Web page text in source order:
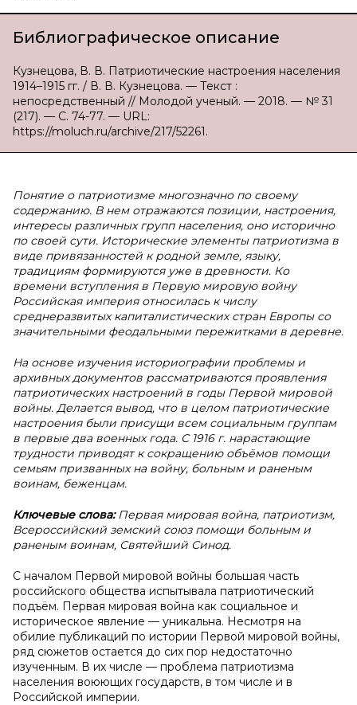
Библиографическое описание
Кузнецова, В. В. Патриотические настроения населения
1914–1915 гг. / В. В. Кузнецова. — Текст :
непосредственный // Молодой ученый. — 2018. — № 31
(217). — С. 74-77. — URL:
https://moluch.ru/archive/217/52261.
Понятие о патриотизме многозначно по своему
содержанию. В нем отражаются позиции, настроения,
интересы различных групп населения, оно исторично
по своей сути. Исторические элементы патриотизма в
виде привязанностей к родной земле, языку,
традициям формируются уже в древности. Ко
времени вступления в Первую мировую войну
Российская империя относилась к числу
среднеразвитых капиталистических стран Европы со
значительными феодальными пережитками в деревне.
На основе изучения историографии проблемы и
архивных документов рассматриваются проявления
патриотических настроений в годы Первой мировой
войны. Делается вывод, что в целом патриотические
настроения были присущи всем социальным группам
в первые два военных года. С 1916 г. нарастающие
трудности приводят к сокращению объёмов помощи
семьям призванных на войну, больным и раненым
воинам, беженцам.
Ключевые слова:Первая мировая война, патриотизм,
Всероссийский земский союз помощи больным и
раненым воинам, Святейший Синод.
С началом Первой мировой войны большая часть
российского общества испытывала патриотический
подъём. Первая мировая война как социальное и
историческое явление — уникальна. Несмотря на
обилие публикаций по истории Первой мировой войны,
ряд сюжетов остается до сих пор недостаточно
изученным. В их числе — проблема патриотизма
населения воюющих государств, в том числе и в
Российской империи.